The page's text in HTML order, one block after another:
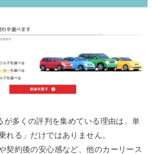
が多くの評判を集めている理由は、単
れる」だけではありません。
契約後の安心感など、他のカーリース